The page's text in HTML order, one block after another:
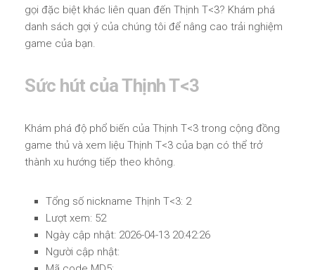
gọi đặc biệt khác liên quan đến Thịnh T<3? Khám phá
danh sách gợi ý của chúng tôi để nâng cao trải nghiệm
game của bạn.
Sức hút của Thịnh T<3
Khám phá độ phổ biến của Thịnh T<3 trong cộng đồng
game thủ và xem liệu Thịnh T<3 của bạn có thể trở
thành xu hướng tiếp theo không.
Tổng số nickname Thịnh T<3: 2
Lượt xem: 52
Ngày cập nhật: 2026-04-13 20:42:26
Người cập nhật: